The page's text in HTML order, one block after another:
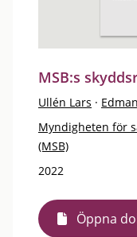
MSB:s
Ullén Lars ·
Myndigheten för
(MSB)
2022
Öppna